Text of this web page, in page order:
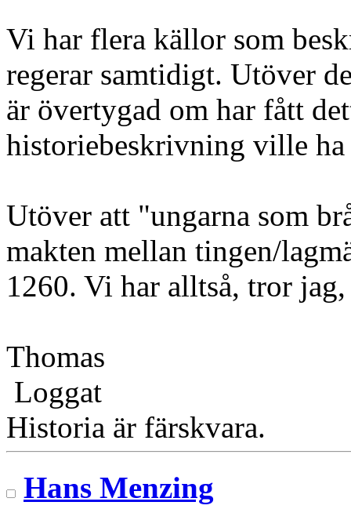
Vi har flera källor som
regerar samtidigt. Utöver
är övertygad om har fått
historiebeskrivning ville ha
Utöver att "ungarna som
makten mellan tingen/
1260. Vi har alltså, tror
Thomas
Loggat
Historia är färskvara.
Hans Menzing